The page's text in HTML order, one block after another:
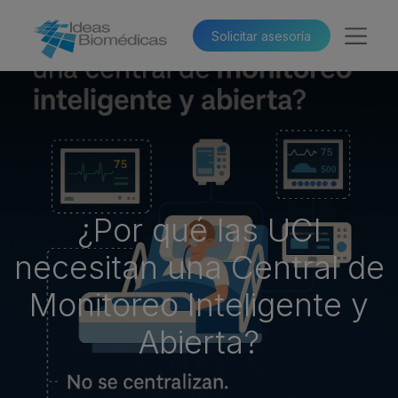
Solicitar asesoría​​
¿Por qué las UCI
necesitan una Central de
Monitoreo Inteligente y
Abierta?